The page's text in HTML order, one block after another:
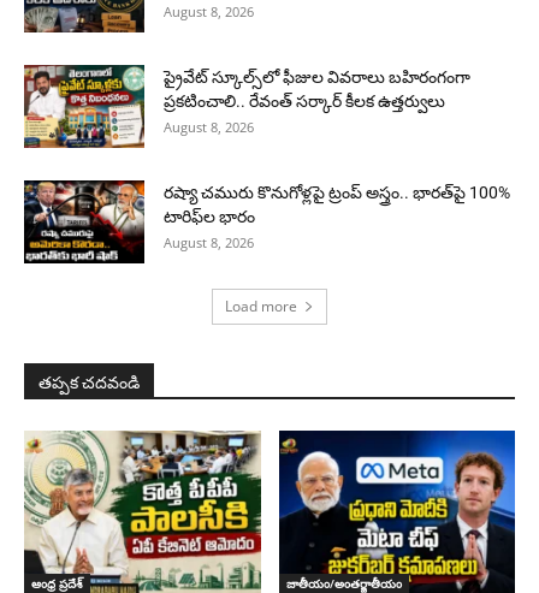
August 8, 2026
ప్రైవేట్ స్కూల్స్‌లో ఫీజుల వివరాలు బహిరంగంగా
ప్రకటించాలి.. రేవంత్ సర్కార్ కీలక ఉత్తర్వులు
August 8, 2026
రష్యా చమురు కొనుగోళ్లపై ట్రంప్ అస్త్రం.. భారత్‌పై 100%
టారిఫ్‌ల భారం
August 8, 2026
Load more
తప్పక చదవండి
ఆంధ్ర ప్రదేశ్ జాతీయం/అంతర్జాతీయం